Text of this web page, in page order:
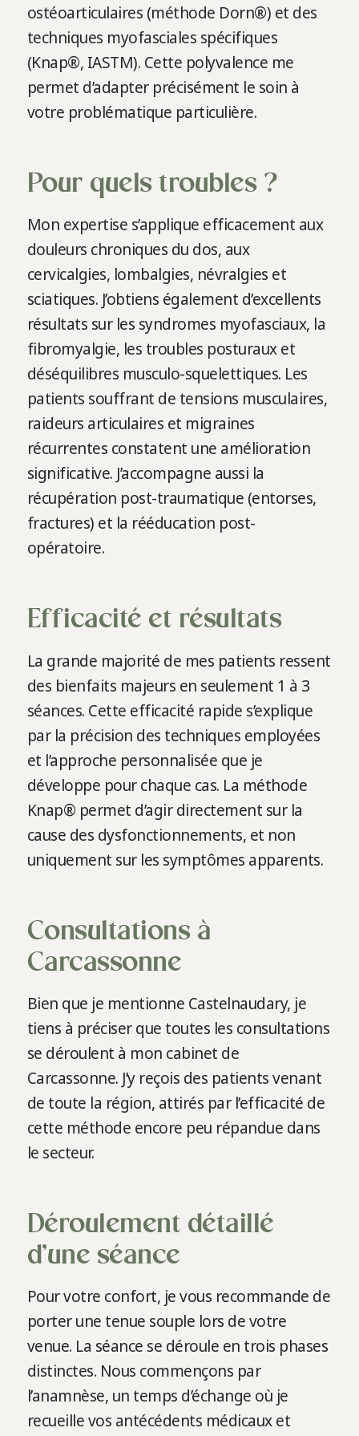
ostéoarticulaires (méthode Dorn®) et des
techniques myofasciales spécifiques
(Knap®, IASTM). Cette polyvalence me
permet d’adapter précisément le soin à
votre problématique particulière.
Pour quels troubles ?
Mon expertise s’applique efficacement aux
douleurs chroniques du dos, aux
cervicalgies, lombalgies, névralgies et
sciatiques. J’obtiens également d’excellents
résultats sur les syndromes myofasciaux, la
fibromyalgie, les troubles posturaux et
déséquilibres musculo-squelettiques. Les
patients souffrant de tensions musculaires,
raideurs articulaires et migraines
récurrentes constatent une amélioration
significative. J’accompagne aussi la
récupération post-traumatique (entorses,
fractures) et la rééducation post-
opératoire.
Efficacité et résultats
La grande majorité de mes patients ressent
des bienfaits majeurs en seulement 1 à 3
séances. Cette efficacité rapide s’explique
par la précision des techniques employées
et l’approche personnalisée que je
développe pour chaque cas. La méthode
Knap® permet d’agir directement sur la
cause des dysfonctionnements, et non
uniquement sur les symptômes apparents.
Consultations à
Carcassonne
Bien que je mentionne Castelnaudary, je
tiens à préciser que toutes les consultations
se déroulent à mon cabinet de
Carcassonne. J’y reçois des patients venant
de toute la région, attirés par l’efficacité de
cette méthode encore peu répandue dans
le secteur.
Déroulement détaillé
d’une séance
Pour votre confort, je vous recommande de
porter une tenue souple lors de votre
venue. La séance se déroule en trois phases
distinctes. Nous commençons par
l’anamnèse, un temps d’échange où je
recueille vos antécédents médicaux et